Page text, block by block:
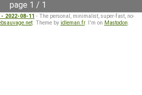
page 1 / 1
2022-08-11 - The personal, minimalist, super-fast, no-
. Theme by idleman.fr. I'm on Mastodon.